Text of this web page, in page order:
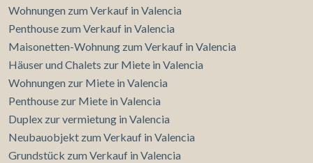
Wohnungen zum Verkauf in Valencia
Penthouse zum Verkauf in Valencia
Maisonetten-Wohnung zum Verkauf in Valencia
Häuser und Chalets zur Miete in Valencia
Wohnungen zur Miete in Valencia
Penthouse zur Miete in Valencia
Duplex zur vermietung in Valencia
Neubauobjekt zum Verkauf in Valencia
Grundstück zum Verkauf in Valencia